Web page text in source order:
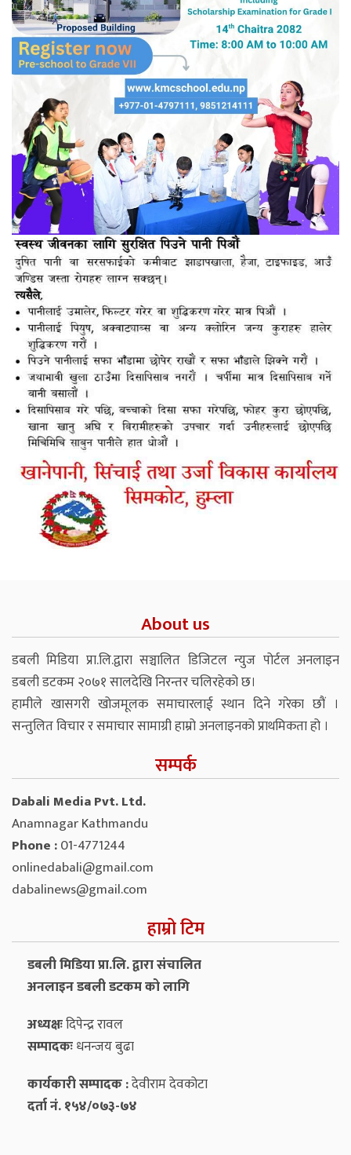
About us
डबली मिडिया प्रा.लि.द्वारा सञ्चालित डिजिटल न्युज पोर्टल अनलाइन
डबली डटकम २०७१ सालदेखि निरन्तर चलिरहेको छ।
हामीले खासगरी खोजमूलक समाचारलाई स्थान दिने गरेका छौं ।
सन्तुलित विचार र समाचार सामाग्री हाम्रो अनलाइनको प्राथमिकता हो ।
सम्पर्क
Dabali Media Pvt. Ltd.
Anamnagar Kathmandu
Phone :01-4771244
onlinedabali@gmail.com
dabalinews@gmail.com
हाम्रो टिम
डबली मिडिया प्रा.लि. द्वारा संचालित
अनलाइन डबली डटकम को लागि
अध्यक्षःदिपेन्द्र रावल
सम्पादकःधनन्‍जय बुढा
कार्यकारी सम्पादक :देवीराम देवकोटा
दर्ता नं. १५४/०७३-७४